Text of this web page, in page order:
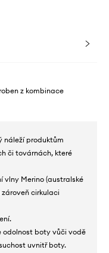
z kombinace
náleží produktům
či továrnách, které
vlny Merino (australské
cirkulaci
odolnost boty vůči vodě
uvnitř boty.